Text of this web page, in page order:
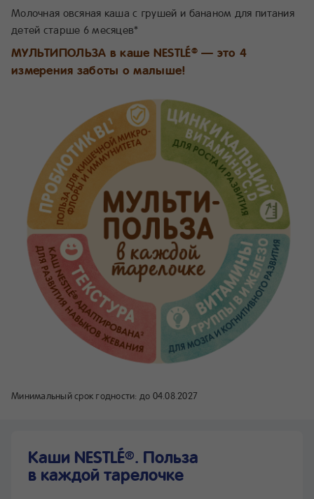
Молочная овсяная каша с грушей и бананом для питания
детей старше 6 месяцев*
МУЛЬТИПОЛЬЗА в каше NESTLÉ®— это 4
измерения заботы о малыше!
Минимальный срок годности: до 04.08.2027
Каши NESTLÉ®. Польза
в каждой тарелочке